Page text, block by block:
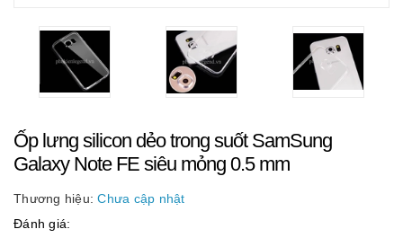
Ốp lưng silicon dẻo trong suốt SamSung
Galaxy Note FE siêu mỏng 0.5 mm
Thương hiệu: Chưa cập nhật
Đánh giá: